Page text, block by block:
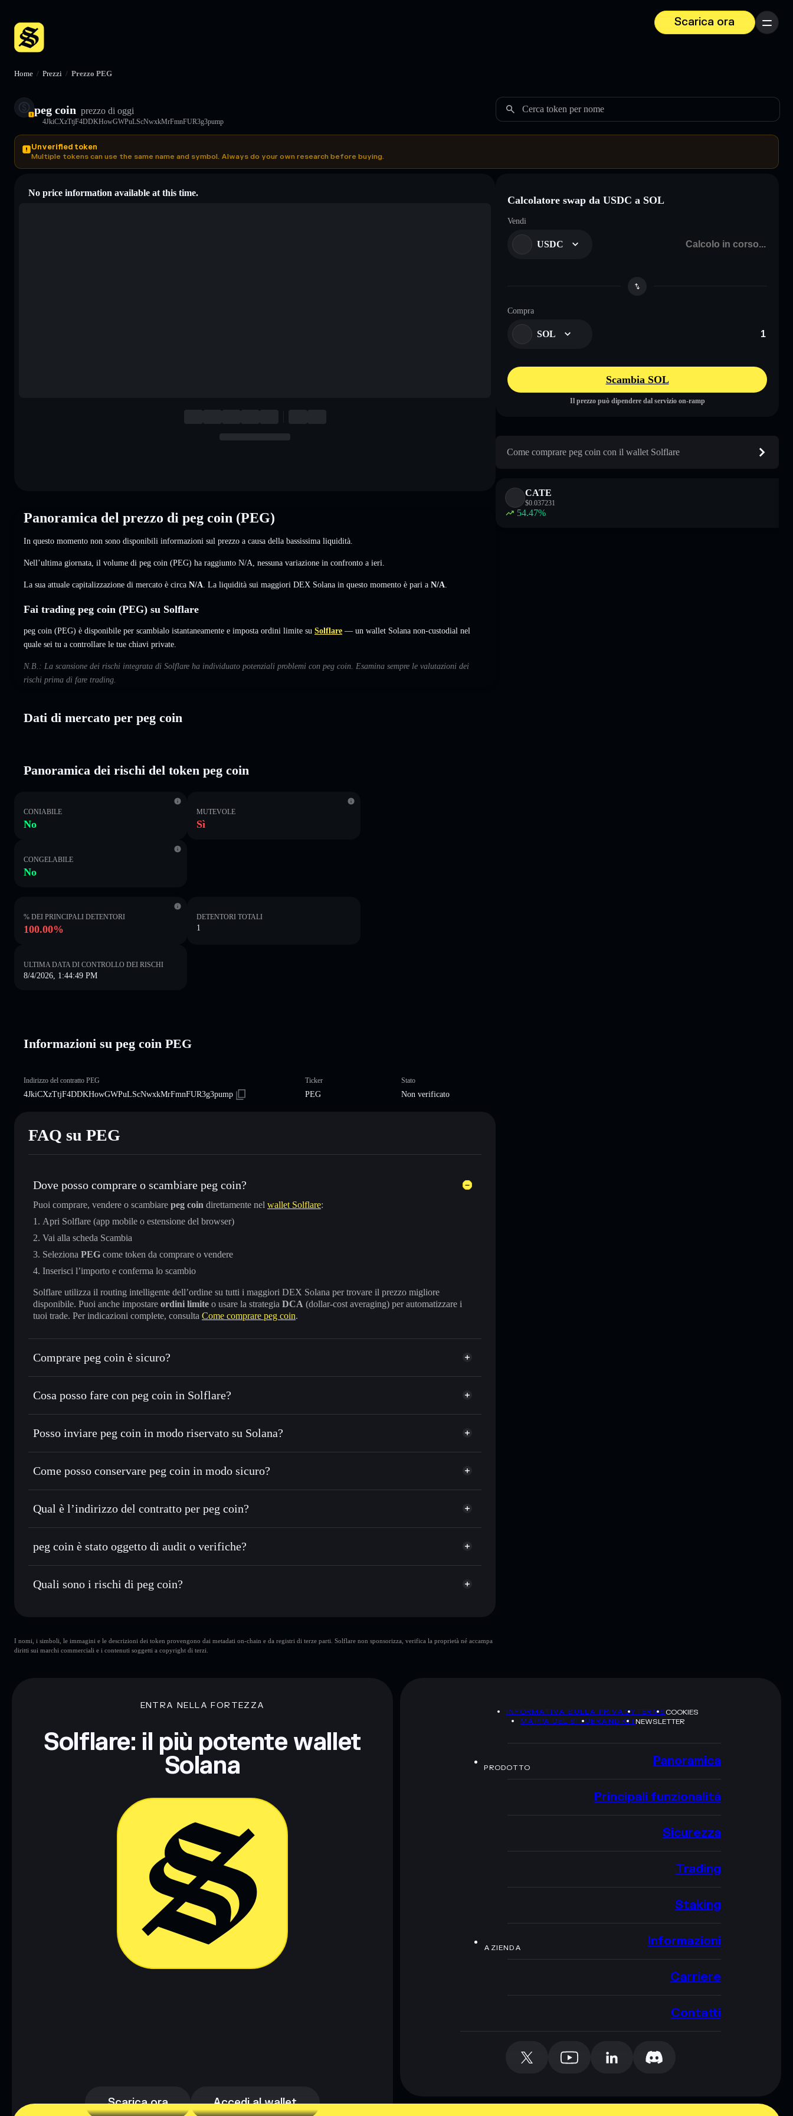
Scarica ora
Menu
Home / Prezzi / Prezzo PEG
peg coin prezzo di oggi
4JkiCXzTtjF4DDKHowGWPuLScNwxkMrFmnFUR3g3pump
Cerca token per nome
Unverified token
Multiple tokens can use the same name and symbol. Always do your own research before buying.
No price information available at this time.
Panoramica del prezzo di peg coin (PEG)
In questo momento non sono disponibili informazioni sul prezzo a causa della bassissima liquidità.
Nell’ultima giornata, il volume di peg coin (PEG) ha raggiunto N/A nessuna variazione in confronto a ieri.
La sua attuale capitalizzazione di mercato è circa N/A . La liquidità sui maggiori DEX Solana in questo momento è pari a N/A
Fai trading peg coin (PEG) su Solflare
peg coin (PEG) è disponibile per scambialo istantaneamente e imposta ordini limite su Solflare — un wallet Solana non-custodial nel
quale sei tu a controllare le tue chiavi private.
N.B.: La scansione dei rischi integrata di Solflare ha individuato potenziali problemi con peg coin. Esamina sempre le valutazioni dei
rischi prima di fare trading.
Dati di mercato per peg coin
Panoramica dei rischi del token peg coin
CONIABILE
No
MUTEVOLE
Sì
CONGELABILE
No
% DEI PRINCIPALI DETENTORI
100.00%
DETENTORI TOTALI
1
ULTIMA DATA DI CONTROLLO DEI RISCHI
8/4/2026, 1:44:49 PM
Informazioni su peg coin PEG
Indirizzo del contratto PEG
4JkiCXzTtjF4DDKHowGWPuLScNwxkMrFmnFUR3g3pump
Ticker
PEG
Stato
Non verificato
FAQ su PEG
Dove posso comprare o scambiare peg coin?
Puoi comprare, vendere o scambiare peg coin direttamente nel wallet Solflare:
Apri Solflare (app mobile o estensione del browser)
Vai alla scheda Scambia
Seleziona PEG come token da comprare o vendere
Inserisci l’importo e conferma lo scambio
Solflare utilizza il routing intelligente dell’ordine su tutti i maggiori DEX Solana per trovare il prezzo migliore
disponibile. Puoi anche impostare ordini limite o usare la strategia DCA (dollar-cost averaging) per automatizzare i
tuoi trade. Per indicazioni complete, consulta Come comprare peg coin.
Comprare peg coin è sicuro?
peg coin non è verificato
Cosa posso fare con peg coin in Solflare?
peg coin
wallet Solflare
Scambiare istantaneamente— scambia PEG in SOL, USDC o in migliaia di altri token Solana al prezzo migliore
Usare il DCA— applica la strategia dollar-cost average su PEG nel tempo
Inviare in modo riservato— trasferisci PEG senza collegare pubblicamente i wallet usando l’Aggregatore di
privacy incorporato di Solflare
esclusivo controllo delle tue chiavi private
Posso inviare peg coin in modo riservato su Solana?
Aggregatore di privacy
Come posso conservare peg coin in modo sicuro?
peg coin wallet non-custodial Solflare
Qual è l’indirizzo del contratto per peg coin?
peg coin
4JkiCXzTtjF4DDKHowGWPuLScNwxkMrFmnFUR3g3pump
peg coin è stato oggetto di audit o verifiche?
peg coin non è verificato
Quali sono i rischi di peg coin?
I nomi, i simboli, le immagini e le descrizioni dei token provengono dai metadati on-chain e da registri di terze parti. Solflare non sponsorizza, verifica la proprietà né accampa
diritti sui marchi commerciali e i contenuti soggetti a copyright di terzi.
Calcolatore swap da USDC a SOL
Vendi
USDC
Compra
SOL
Scambia SOL
Il prezzo può dipendere dal servizio on-ramp
Come comprare peg coin con il wallet Solflare
CATE
$0.037231
54.47%
ENTRA NELLA FORTEZZA
Solflare: il più potente wallet
Solana
Scarica ora Accedi al wallet
INFORMATIVA SULLA PRIVACYTERMSCOOKIES
MAPPA DEL SITOBRAND KITNEWSLETTER
PRODOTTO Panoramica
Principali funzionalità
Sicurezza
Trading
Staking
AZIENDA Informazioni
Carriere
Contatti